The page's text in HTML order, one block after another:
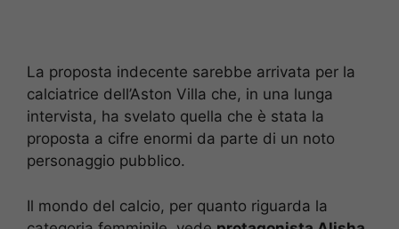
La proposta indecente sarebbe arrivata per la
calciatrice dell’Aston Villa che, in una lunga
intervista, ha svelato quella che è stata la
proposta a cifre enormi da parte di un noto
personaggio pubblico.
Il mondo del calcio, per quanto riguarda la